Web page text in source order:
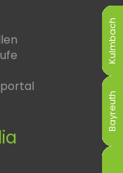
Kulmbach
Bayreuth
Kulmbach
Bayreuth
Kulmbach
Bayreuth
Kulmbach
Bayreuth
Kulmbach
Bayreuth
Kulmbach
Bayreuth